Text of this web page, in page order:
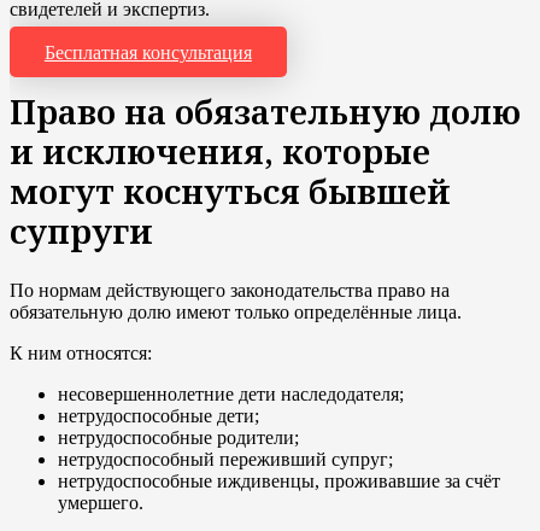
свидетелей и экспертиз.
Бесплатная консультация
Право на обязательную долю
и исключения, которые
могут коснуться бывшей
супруги
По нормам действующего законодательства право на
обязательную долю имеют только определённые лица.
К ним относятся:
несовершеннолетние дети наследодателя;
нетрудоспособные дети;
нетрудоспособные родители;
нетрудоспособный переживший супруг;
нетрудоспособные иждивенцы, проживавшие за счёт
умершего.